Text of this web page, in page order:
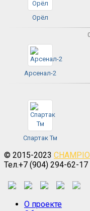
Орёл
Арсенал-2
Спартак Тм
© 2015-2023
Тел.+7 (904) 294-62-17
О проекте